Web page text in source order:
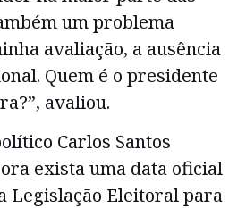
um problema
avaliação, a ausência
Quem é o presidente
avaliou.
Carlos Santos
exista uma data oficial
Legislação Eleitoral para